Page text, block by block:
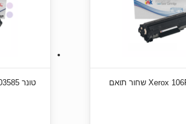
טונר Xerox 106R03585 שחור תואם